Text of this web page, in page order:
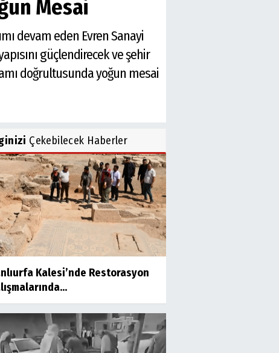
Mesai
devam eden Evren Sanayi
güçlendirecek ve şehir
doğrultusunda yoğun mesai
Çekebilecek Haberler
Kalesi’nde Restorasyon